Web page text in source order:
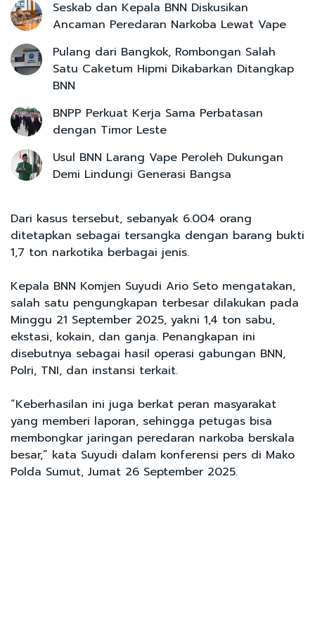
Seskab dan Kepala BNN Diskusikan
Ancaman Peredaran Narkoba Lewat Vape
Pulang dari Bangkok, Rombongan Salah
Satu Caketum Hipmi Dikabarkan Ditangkap
BNN
BNPP Perkuat Kerja Sama Perbatasan
dengan Timor Leste
Usul BNN Larang Vape Peroleh Dukungan
Demi Lindungi Generasi Bangsa
Dari kasus tersebut, sebanyak 6.004 orang
ditetapkan sebagai tersangka dengan barang bukti
1,7 ton narkotika berbagai jenis.
Kepala BNN Komjen Suyudi Ario Seto mengatakan,
salah satu pengungkapan terbesar dilakukan pada
Minggu 21 September 2025, yakni 1,4 ton sabu,
ekstasi, kokain, dan ganja. Penangkapan ini
disebutnya sebagai hasil operasi gabungan BNN,
Polri, TNI, dan instansi terkait.
“Keberhasilan ini juga berkat peran masyarakat
yang memberi laporan, sehingga petugas bisa
membongkar jaringan peredaran narkoba berskala
besar,” kata Suyudi dalam konferensi pers di Mako
Polda Sumut, Jumat 26 September 2025.